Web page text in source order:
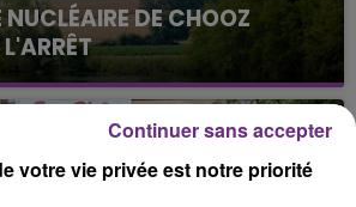
DE CHOOZ
semaine que la centrale
est à l'arrêt. Une situation
intense qui est toujours
votre vie privée est notre priorité
Continuer sans accepter